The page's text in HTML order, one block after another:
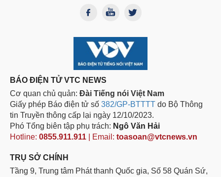
BÁO ĐIỆN TỬ VTC NEWS
Cơ quan chủ quản: Đài Tiếng nói Việt Nam
Giấy phép Báo điện tử số 382/GP-BTTTT do Bộ Thông
tin Truyền thông cấp lại ngày 12/10/2023.
Phó Tổng biên tập phụ trách: Ngô Văn Hải
Hotline: 0855.911.911 | Email: toasoan@vtcnews.vn
TRỤ SỞ CHÍNH
Tầng 9, Trung tâm Phát thanh Quốc gia, Số 58 Quán Sứ,